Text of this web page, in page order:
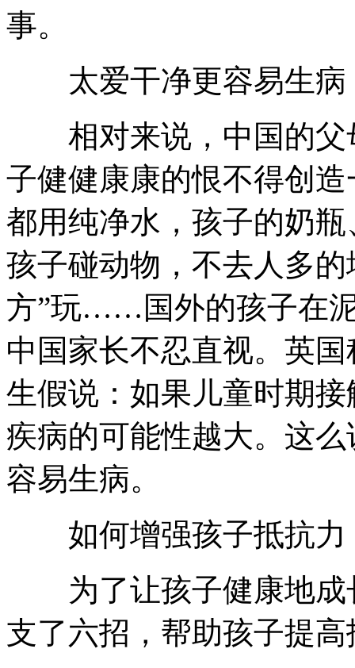
事。
太爱干净更容易生病
相对来说，中国的父
子健健康康的恨不得创
都用纯净水，孩子的奶
孩子碰动物，不去人多
方”玩……国外的孩子在
中国家长不忍直视。英国
生假说：如果儿童时期
疾病的可能性越大。这
容易生病。
如何增强孩子抵抗力
为了让孩子健康地成
支了六招，帮助孩子提